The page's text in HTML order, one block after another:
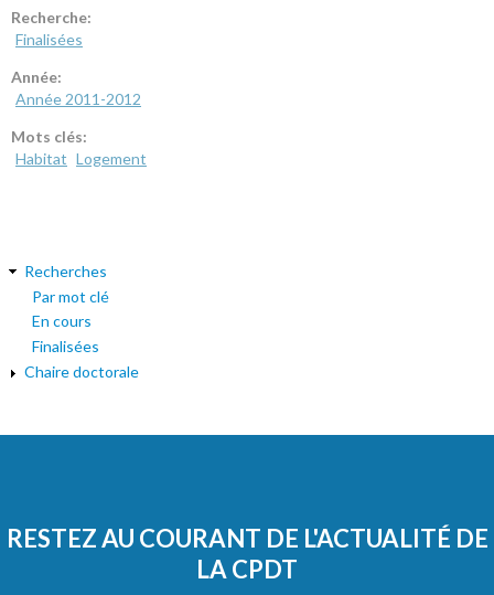
Recherches
Par mot clé
En cours
Finalisées
Chaire doctorale
Recherche:
Finalisées
Année:
Année 2011-2012
Mots clés:
Habitat Logement
RESTEZ AU COURANT DE L'ACTUALITÉ DE
LA CPDT